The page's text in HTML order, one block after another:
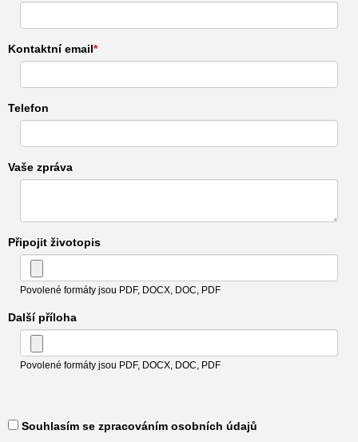
Kontaktní email
Telefon
Vaše zpráva
Připojit životopis
Povolené formáty jsou PDF, DOCX, DOC, PDF
Další příloha
Povolené formáty jsou PDF, DOCX, DOC, PDF
​ Souhlasím se zpracováním osobních údajů